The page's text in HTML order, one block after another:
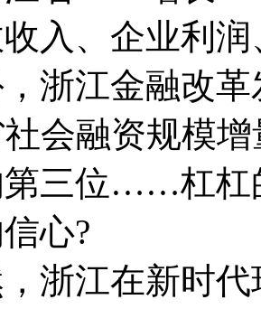
入、企业利
浙江金融改
会融资规模
第三位……杠杠
心?
江在新时代